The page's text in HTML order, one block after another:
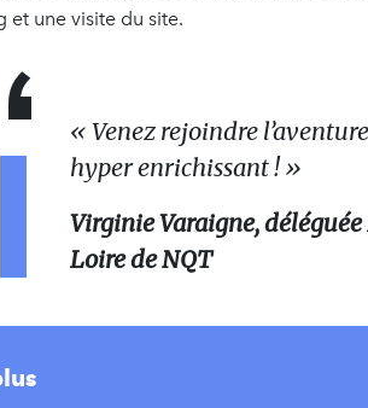
et une visite du site.
« Venez rejoindre
hyper enrichissant !»
Virginie Varaigne,
Loire de NQT